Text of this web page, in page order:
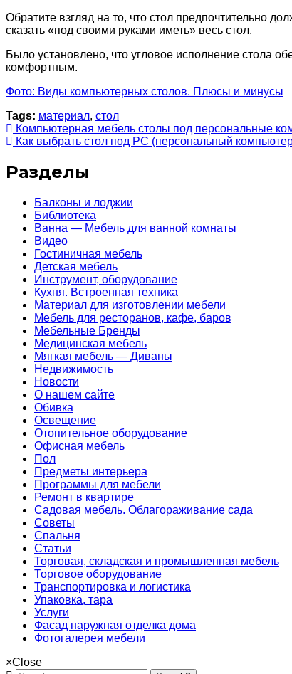
Обратите взгляд на то, что стол предпочтительно
сказать «под своими руками иметь» весь стол.
Было установлено, что угловое исполнение стола
комфортным.
Фото: Виды компьютерных столов. Плюсы и минусы
Tags: материал, стол
Компьютерная мебель столы под персональные
Как выбрать стол под PC (персональный
Разделы
Балконы и лоджии
Библиотека
Ванна — Мебель для ванной комнаты
Видео
Гостиничная мебель
Детская мебель
Инструмент, оборудование
Кухня. Встроенная техника
Материал для изготовлении мебели
Мебель для ресторанов, кафе, баров
Мебельные Бренды
Медицинская мебель
Мягкая мебель — Диваны
Недвижимость
Новости
О нашем сайте
Обивка
Освещение
Отопительное оборудование
Офисная мебель
Пол
Предметы интерьера
Программы для мебели
Ремонт в квартире
Садовая мебель. Облагораживание сада
Советы
Спальня
Статьи
Торговая, складская и промышленная мебель
Торговое оборудование
Транспортировка и логистика
Упаковка, тара
Услуги
Фасад наружная отделка дома
Фотогалерея мебели
×Close